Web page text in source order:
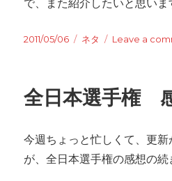
で、また紹介したいと思いま
Posted
2011/05/06 Categories
ネタ Leave a
全日本選手権
今週ちょっと忙しくて、更
が、全日本選手権の感想の続